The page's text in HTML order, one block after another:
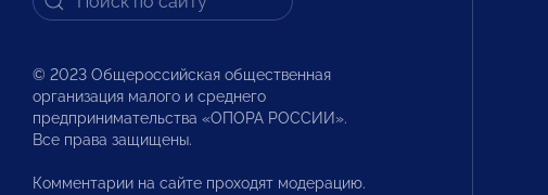
© 2023 Общероссийская общественная
организация малого и среднего
предпринимательства «ОПОРА РОССИИ».
Все права защищены.
Комментарии на сайте проходят модерацию.